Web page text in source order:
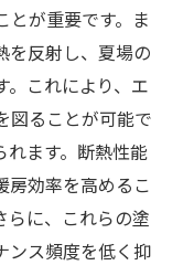
とが重要です。ま
を反射し、夏場の
。これにより、エ
図ることが可能で
れます。断熱性能
房効率を高めるこ
らに、これらの塗
ンス頻度を低く抑